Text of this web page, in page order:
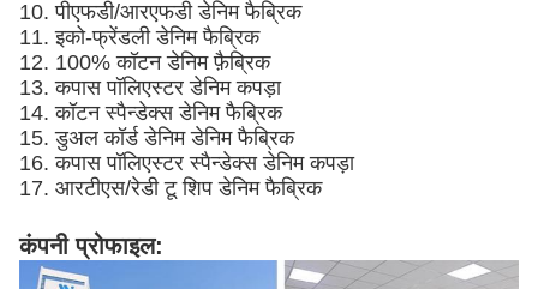
10. पीएफडी/आरएफडी डेनिम फैब्रिक
11. इको-फ्रेंडली डेनिम फैब्रिक
12. 100% कॉटन डेनिम फ़ैब्रिक
13. कपास पॉलिएस्टर डेनिम कपड़ा
14. कॉटन स्पैन्डेक्स डेनिम फैब्रिक
15. डुअल कॉर्ड डेनिम डेनिम फैब्रिक
16. कपास पॉलिएस्टर स्पैन्डेक्स डेनिम कपड़ा
17. आरटीएस/रेडी टू शिप डेनिम फैब्रिक
कंपनी प्रोफाइल: